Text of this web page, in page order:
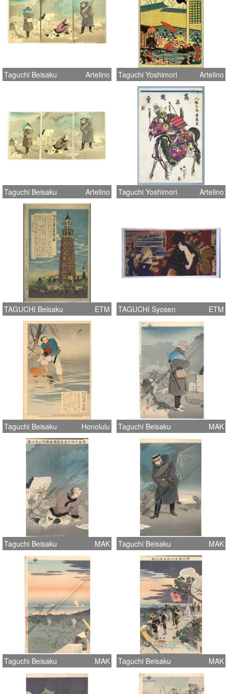
Taguchi Beisaku Artelino Taguchi Yoshimori Artelino
Taguchi Beisaku Artelino Taguchi Yoshimori Artelino
TAGUCHI Beisaku ETM TAGUCHI Syosen ETM
Taguchi Beisaku Honolulu Taguchi Beisaku MAK
Taguchi Beisaku MAK Taguchi Beisaku MAK
Taguchi Beisaku MAK Taguchi Beisaku MAK